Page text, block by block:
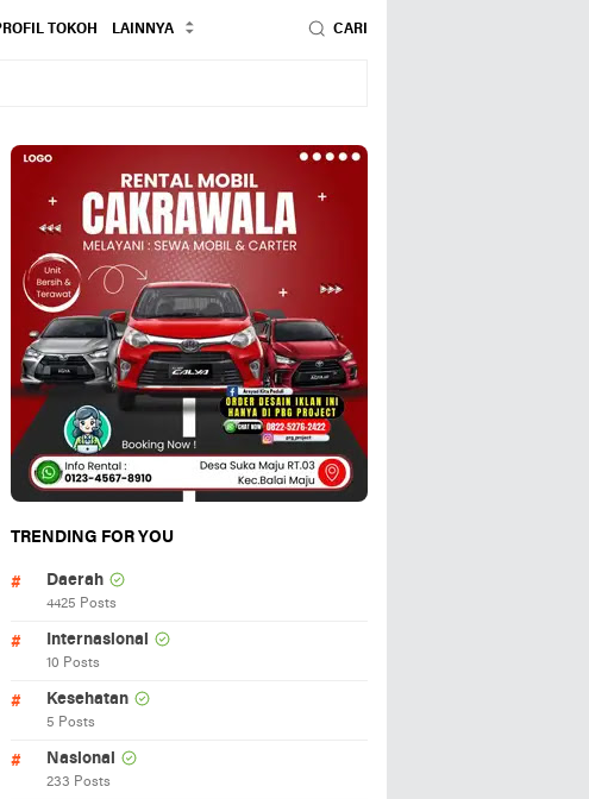
TOKOH LAINNYA CARI
TRENDING FOR YOU
Daerah
4425 Posts
Internasional
10 Posts
Kesehatan
5 Posts
Nasional
233 Posts